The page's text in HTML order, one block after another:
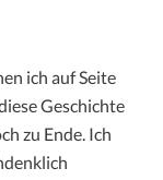
ich auf Seite
Geschichte
zu Ende. Ich